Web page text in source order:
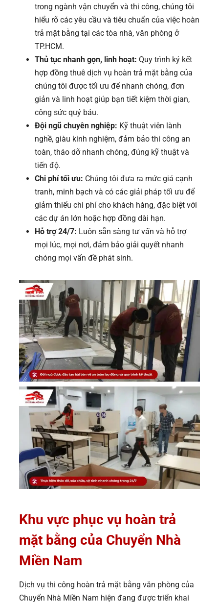
trong ngành vận chuyển và thi công, chúng tôi
hiểu rõ các yêu cầu và tiêu chuẩn của việc hoàn
trả mặt bằng tại các tòa nhà, văn phòng ở
TP.HCM.
Thủ tục nhanh gọn, linh hoạt: Quy trình ký kết
hợp đồng thuê dịch vụ hoàn trả mặt bằng của
chúng tôi được tối ưu để nhanh chóng, đơn
giản và linh hoạt giúp bạn tiết kiệm thời gian,
công sức quý báu.
Đội ngũ chuyên nghiệp: Kỹ thuật viên lành
nghề, giàu kinh nghiệm, đảm bảo thi công an
toàn, tháo dỡ nhanh chóng, đúng kỹ thuật và
tiến độ.
Chi phí tối ưu: Chúng tôi đưa ra mức giá cạnh
tranh, minh bạch và có các giải pháp tối ưu để
giảm thiểu chi phí cho khách hàng, đặc biệt với
các dự án lớn hoặc hợp đồng dài hạn.
Hỗ trợ 24/7: Luôn sẵn sàng tư vấn và hỗ trợ
mọi lúc, mọi nơi, đảm bảo giải quyết nhanh
chóng mọi vấn đề phát sinh.
Khu vực phục vụ hoàn trả
mặt bằng của Chuyển Nhà
Miền Nam
Dịch vụ thi công hoàn trả mặt bằng văn phòng của
Chuyển Nhà Miền Nam hiện đang được triển khai